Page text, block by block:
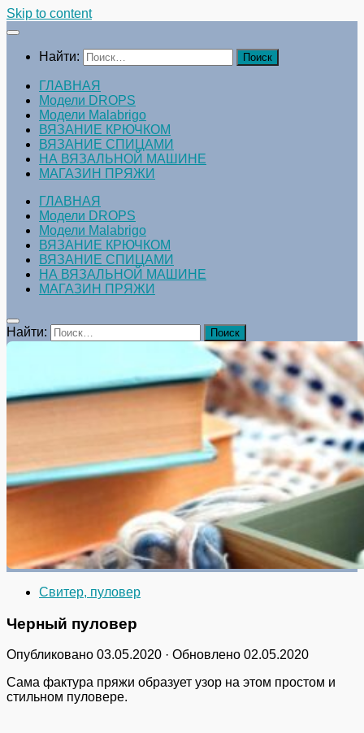
Skip to content
Найти:
ГЛАВНАЯ
Модели DROPS
Модели Malabrigo
ВЯЗАНИЕ КРЮЧКОМ
ВЯЗАНИЕ СПИЦАМИ
НА ВЯЗАЛЬНОЙ МАШИНЕ
МАГАЗИН ПРЯЖИ
ГЛАВНАЯ
Модели DROPS
Модели Malabrigo
ВЯЗАНИЕ КРЮЧКОМ
ВЯЗАНИЕ СПИЦАМИ
НА ВЯЗАЛЬНОЙ МАШИНЕ
МАГАЗИН ПРЯЖИ
Найти:
Свитер, пуловер
Черный пуловер
Опубликовано 03.05.2020 · Обновлено 02.05.2020
Сама фактура пряжи образует узор на этом простом и
стильном пуловере.